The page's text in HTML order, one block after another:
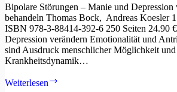
Bipolare Störungen – Manie und Depression
behandeln Thomas Bock, Andreas Koesler
ISBN 978-3-88414-392-6 250 Seiten 24.90
Depression verändern Emotionalität und
sind Ausdruck menschlicher Möglichkeit
Krankheitsdynamik…
Weiterlesen